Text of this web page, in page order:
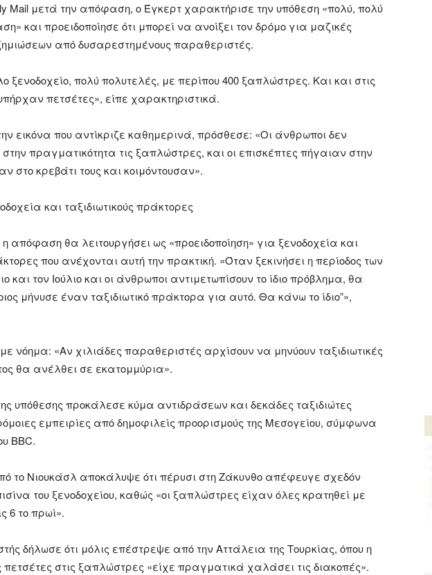
Mail μετά την απόφαση, ο Έγκερτ χαρακτήρισε την υπόθεση «πολύ, πολύ
και προειδοποίησε ότι μπορεί να ανοίξει τον δρόμο για μαζικές
από δυσαρεστημένους παραθεριστές.
πολύ πολυτελές, με περίπου 400 ξαπλώστρες. Και και στις
πετσέτες», είπε χαρακτηριστικά.
εικόνα που αντίκριζε καθημερινά, πρόσθεσε: «Οι άνθρωποι δεν
πραγματικότητα τις ξαπλώστρες, και οι επισκέπτες πήγαιαν στην
στο κρεβάτι τους και κοιμόντουσαν».
και ταξιδιωτικούς πράκτορες
η απόφαση θα λειτουργήσει ως «προειδοποίηση» για ξενοδοχεία και
που ανέχονται αυτή την πρακτική. «Όταν ξεκινήσει η περίοδος των
και τον Ιούλιο και οι άνθρωποι αντιμετωπίσουν το ίδιο πρόβλημα, θα
μήνυσε έναν ταξιδιωτικό πράκτορα για αυτό. Θα κάνω το ίδιο”»,
νόημα: «Αν χιλιάδες παραθεριστές αρχίσουν να μηνύουν ταξιδιωτικές
θα ανέλθει σε εκατομμύρια».
υπόθεσης προκάλεσε κύμα αντιδράσεων και δεκάδες ταξιδιώτες
εμπειρίες από δημοφιλείς προορισμούς της Μεσογείου, σύμφωνα
BBC.
το Νιουκάσλ αποκάλυψε ότι πέρυσι στη Ζάκυνθο απέφευγε σχεδόν
του ξενοδοχείου, καθώς «οι ξαπλώστρες είχαν όλες κρατηθεί με
6 το πρωί».
δήλωσε ότι μόλις επέστρεψε από την Αττάλεια της Τουρκίας, όπου η
στις ξαπλώστρες «είχε πραγματικά χαλάσει τις διακοπές».